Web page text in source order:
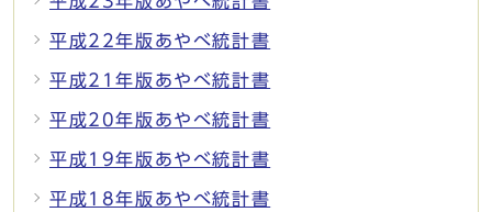
平成22年版あやべ統計書
平成21年版あやべ統計書
平成20年版あやべ統計書
平成19年版あやべ統計書
平成18年版あやべ統計書